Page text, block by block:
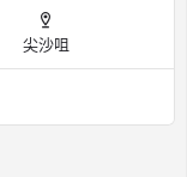
尖沙咀